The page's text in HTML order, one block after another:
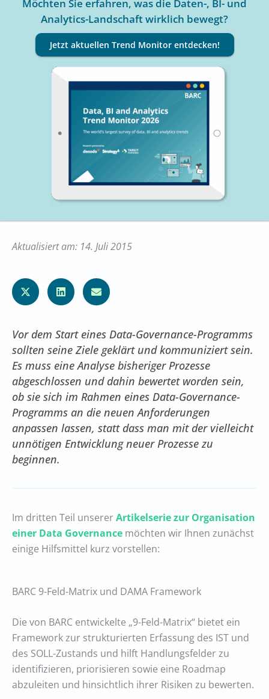
Möchten Sie erfahren, was die Daten-, BI- und
Analytics-Landschaft wirklich bewegt?
Jetzt aktuellen Trend Monitor entdecken!
Aktualisiert am: 14. Juli 2015
Vor dem Start eines Data-Governance-Programms
sollten seine Ziele geklärt und kommuniziert sein.
Es muss eine Analyse bisheriger Prozesse
abgeschlossen und dahin bewertet worden sein,
ob sie sich im Rahmen eines Data-Governance-
Programms an die neuen Anforderungen
anpassen lassen, statt dass man mit der vielleicht
unnötigen Entwicklung neuer Prozesse zu
beginnen.
Im dritten Teil unsererArtikelserie zur Organisation
einer Data Governance möchten wir Ihnen zunächst
einige Hilfsmittel kurz vorstellen:
BARC 9-Feld-Matrix und DAMA Framework
Die von BARC entwickelte „9-Feld-Matrix“ bietet ein
Framework zur strukturierten Erfassung des IST und
des SOLL-Zustands und hilft Handlungsfelder zu
identifizieren, priorisieren sowie eine Roadmap
abzuleiten und hinsichtlich ihrer Risiken zu bewerten.